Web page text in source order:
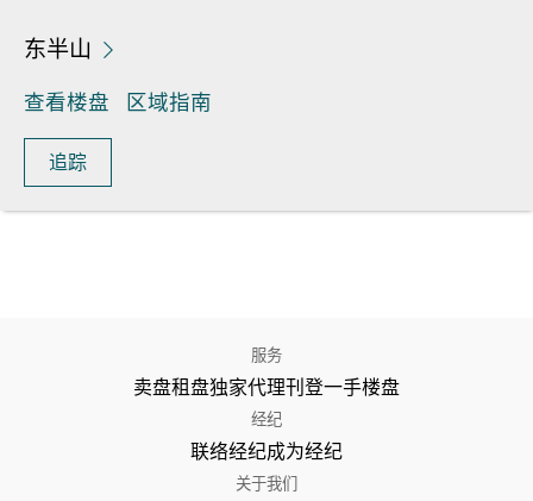
东半山
查看楼盘 区域指南
追踪
服务
卖盘租盘独家代理刊登一手楼盘
经纪
联络经纪成为经纪
关于我们